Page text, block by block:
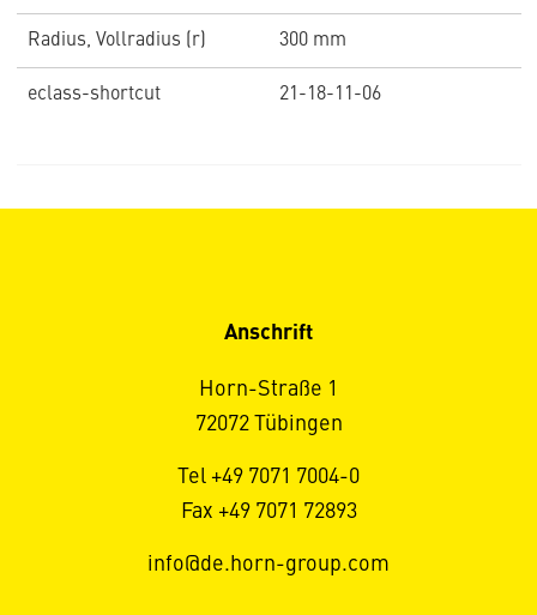
Radius, Vollradius (r) 300 mm
eclass-shortcut 21-18-11-06
Anschrift
Horn-Straße 1
72072 Tübingen
Tel +49 7071 7004-0
Fax +49 7071 72893
info@de.horn-group.com